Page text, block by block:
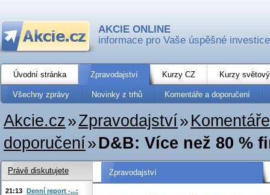
AKCIE ONLINE
informace pro Vaše úspěšné investice
Úvodní stránka Zpravodajství Kurzy CZ Kurzy
Všechny zprávy Novinky z trhů Komentáře a doporučení
Akcie.cz»Zpravodajství»
doporučení»D&B: Více než 80 %
Zpravodajství
Právě diskutujete
21:13 Denní report -...: